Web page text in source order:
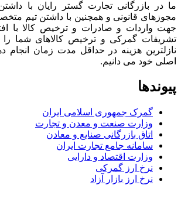
مجوزهای قانونی و همچنین با داشتن تیم
جهت واردات و صادرات و ترخیص کالا با
تشریفات گمرکی و ترخیص کالاهای شما را
نازلترین هزینه در حداقل مدت زمان انجام
اصلی خود می دانیم.
پیوندها
گمرک جمهوری اسلامی ایران
وزارت صنعت و معدن و تجارت
اتاق بازرگانی صنایع و معادن
سامانه جامع تجارت ایران
وزارت اقتصاد و دارایی
نرخ ارز گمرکی
نرخ ارز بازار آزاد